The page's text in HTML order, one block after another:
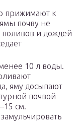
прижимают к
почву не
поливов и дождей
10 л воды.
яму досыпают
почвой
см.